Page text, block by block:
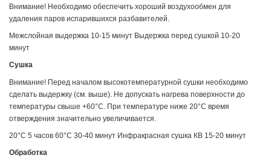
Внимание! Необходимо обеспечить хороший воздухообмен для
удаления паров испарившихся разбавителей.
Межслойная выдержка 10-15 минут Выдержка перед сушкой 10-20
минут
Сушка
Внимание! Перед началом высокотемпературной сушки необходимо
сделать выдержку (см. выше). Не допускать нагрева поверхности до
температуры свыше +60°С. При температуре ниже 20°С время
отверждения значительно увеличивается.
20°С 5 часов 60°С 30-40 минут Инфракрасная сушка КВ 15-20 минут
Обработка